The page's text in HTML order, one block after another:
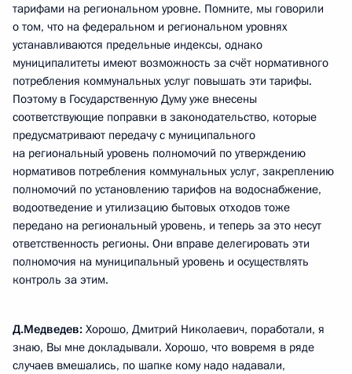
тарифами на региональном уровне. Помните, мы говорили
о том, что на федеральном и региональном уровнях
устанавливаются предельные индексы, однако
муниципалитеты имеют возможность за счёт нормативного
потребления коммунальных услуг повышать эти тарифы.
Поэтому в Государственную Думу уже внесены
соответствующие поправки в законодательство, которые
предусматривают передачу с муниципального
на региональный уровень полномочий по утверждению
нормативов потребления коммунальных услуг, закреплению
полномочий по установлению тарифов на водоснабжение,
водоотведение и утилизацию бытовых отходов тоже
передано на региональный уровень, и теперь за это несут
ответственность регионы. Они вправе делегировать эти
полномочия на муниципальный уровень и осуществлять
контроль за этим.
Д.Медведев: Хорошо, Дмитрий Николаевич, поработали, я
знаю, Вы мне докладывали. Хорошо, что вовремя в ряде
случаев вмешались, по шапке кому надо надавали,